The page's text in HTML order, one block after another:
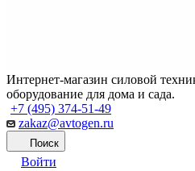
Интернет-магазин силовой
оборудование для дома и сада.
+7 (495) 374-51-49
zakaz@avtogen.ru
Поиск
Войти